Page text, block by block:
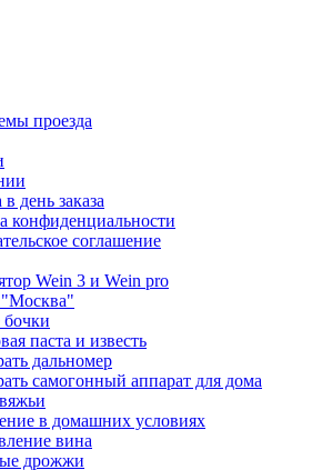
проезда
день заказа
конфиденциальности
соглашение
Wein 3 и Wein pro
паста и известь
дальномер
самогонный аппарат для дома
в домашних условиях
вина
дрожжи